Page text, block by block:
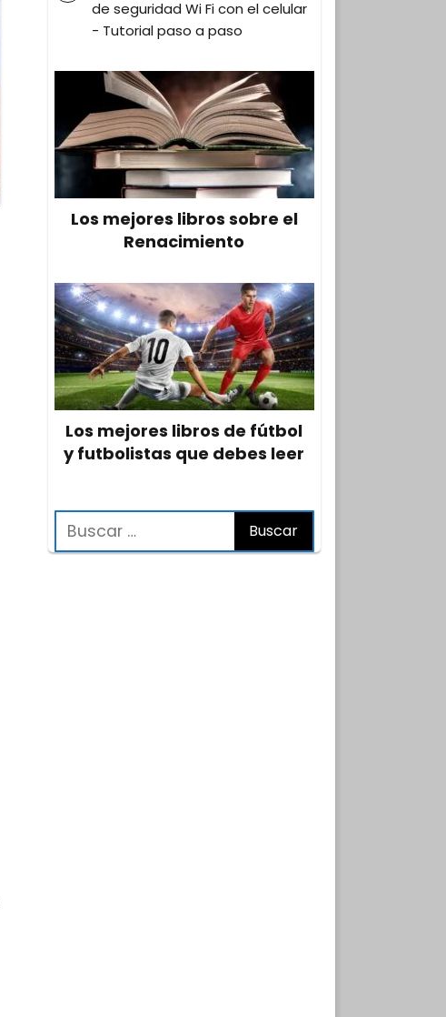
de seguridad Wi Fi con el celular
- Tutorial paso a paso
Los mejores libros sobre el
Renacimiento
Los mejores libros de fútbol
y futbolistas que debes leer